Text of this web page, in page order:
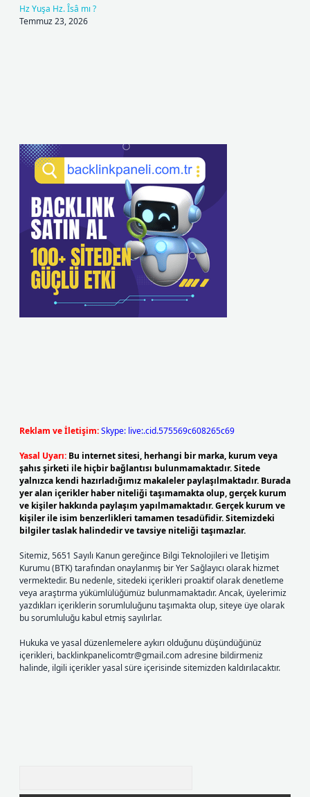
Hz Yuşa Hz. Îsâ mı ?
Temmuz 23, 2026
Reklam ve İletişim:Skype: live:.cid.575569c608265c69
Yasal Uyarı: Bu internet sitesi, herhangi bir marka, kurum veya
şahıs şirketi ile hiçbir bağlantısı bulunmamaktadır. Sitede
yalnızca kendi hazırladığımız makaleler paylaşılmaktadır. Burada
yer alan içerikler haber niteliği taşımamakta olup, gerçek kurum
ve kişiler hakkında paylaşım yapılmamaktadır. Gerçek kurum ve
kişiler ile isim benzerlikleri tamamen tesadüfidir. Sitemizdeki
bilgiler taslak halindedir ve tavsiye niteliği taşımazlar.
Sitemiz, 5651 Sayılı Kanun gereğince Bilgi Teknolojileri ve İletişim
Kurumu (BTK) tarafından onaylanmış bir Yer Sağlayıcı olarak hizmet
vermektedir. Bu nedenle, sitedeki içerikleri proaktif olarak denetleme
veya araştırma yükümlülüğümüz bulunmamaktadır. Ancak, üyelerimiz
yazdıkları içeriklerin sorumluluğunu taşımakta olup, siteye üye olarak
bu sorumluluğu kabul etmiş sayılırlar.
Hukuka ve yasal düzenlemelere aykırı olduğunu düşündüğünüz
içerikleri, backlinkpanelicomtr@gmail.comadresine bildirmeniz
halinde, ilgili içerikler yasal süre içerisinde sitemizden kaldırılacaktır.